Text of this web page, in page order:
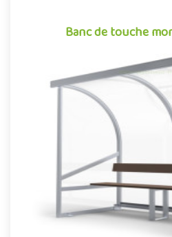
Banc de touche
Banc de touche
Indissociable des sports
élément à part entière de